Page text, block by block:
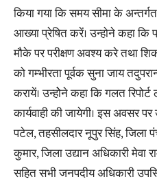
किया गया कि समय सीमा के
आख्या प्रेषित करें। उन्होने कहा कि
मौके पर परीक्षण अवश्य करे तथा
को गम्भीरता पूर्वक सुना जाय
करायें। उन्होेने कहा कि गलत
कार्यवाही की जायेगी। इस अवसर
पटेल, तहसीलदार नूपुर सिंह, जिला
कुमार, जिला उद्यान अधिकारी मेवा
सहित सभी जनपदीय अधिकारी